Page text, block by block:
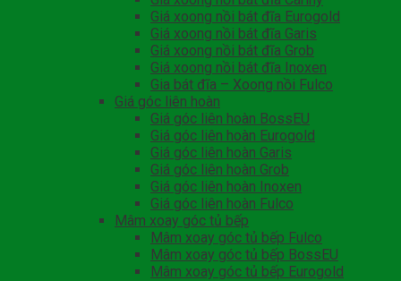
Giá xoong nồi bát đĩa Eurogold
Giá xoong nồi bát đĩa Garis
Giá xoong nồi bát đĩa Grob
Giá xoong nồi bát đĩa Inoxen
Gia bát đĩa – Xoong nồi Fulco
Giá góc liên hoàn
Giá góc liên hoàn BossEU
Giá góc liên hoàn Eurogold
Giá góc liên hoàn Garis
Giá góc liên hoàn Grob
Giá góc liên hoàn Inoxen
Giá góc liên hoàn Fulco
Mâm xoay góc tủ bếp
Mâm xoay góc tủ bếp Fulco
Mâm xoay góc tủ bếp BossEU
Mâm xoay góc tủ bếp Eurogold